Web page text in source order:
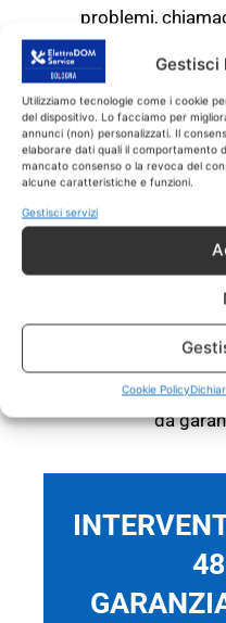
Gestisci
Utilizziamo tecnologie come i cookie
del dispositivo. Lo facciamo per
annunci (non) personalizzati. Il
elaborare dati quali il comportamento
mancato consenso o la revoca del
alcune caratteristiche e funzioni.
Gestisci servizi
Cookie Policy
problemi,
servizio di ricarica
San Pietro esegue
entro 24 o 48 ore
RICAMBI
1
Il servizio di
Castel San Pietro
elettrodomestici
interventi sono
da